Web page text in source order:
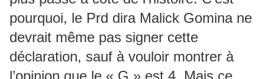
pourquoi, le Prd dira Malick Gomina ne
devrait même pas signer cette
déclaration, sauf à vouloir montrer à